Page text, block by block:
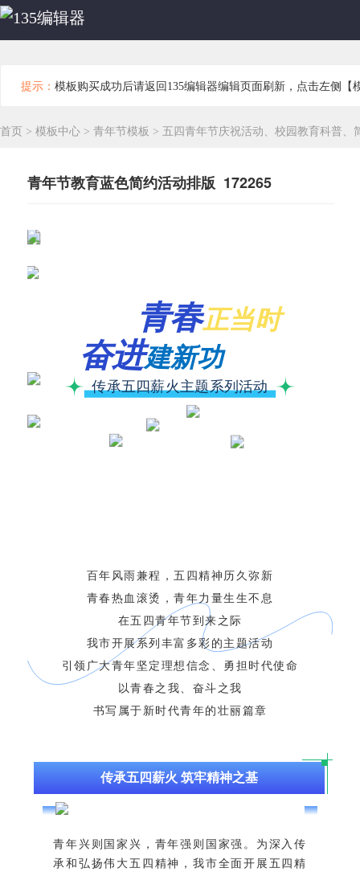
提示： 模板购买成功后请返回135编辑器编辑页面刷新，点击左侧【
首页 > 模板中心 > 青年节模板 > 五四青年节庆祝活动、校园教育科普、
青年节教育蓝色简约活动排版 172265
传承五四薪火主题系列活动
奋进建新功
青春正当时
百年风雨兼程，五四精神历久弥新
青春热血滚烫，青年力量生生不息
在五四青年节到来之际
我市开展系列丰富多彩的主题活动
引领广大青年坚定理想信念、勇担时代使命
以青春之我、奋斗之我
书写属于新时代青年的壮丽篇章
传承五四薪火 筑牢精神之基
青年兴则国家兴，青年强则国家强。为深入传
承和弘扬伟大五四精神，我市全面开展五四精